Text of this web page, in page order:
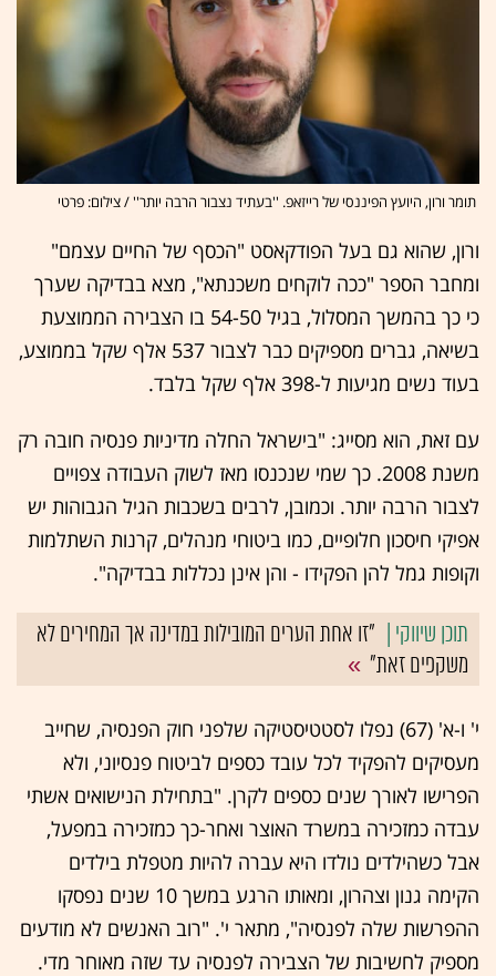
תומר ורון, היועץ הפיננסי של רייזאפ. ''בעתיד נצבור הרבה יותר'' / צילום: פרטי
ורון, שהוא גם בעל הפודקאסט "הכסף של החיים עצמם"
ומחבר הספר "ככה לוקחים משכנתא", מצא בבדיקה שערך
כי כך בהמשך המסלול, בגיל 54-50 בו הצבירה הממוצעת
בשיאה, גברים מספיקים כבר לצבור 537 אלף שקל בממוצע,
בעוד נשים מגיעות ל-398 אלף שקל בלבד.
עם זאת, הוא מסייג: "בישראל החלה מדיניות פנסיה חובה רק
משנת 2008. כך שמי שנכנסו מאז לשוק העבודה צפויים
לצבור הרבה יותר. וכמובן, לרבים בשכבות הגיל הגבוהות יש
אפיקי חיסכון חלופיים, כמו ביטוחי מנהלים, קרנות השתלמות
וקופות גמל להן הפקידו - והן אינן נכללות בבדיקה".
"זו אחת הערים המובילות במדינה אך המחירים לא
משקפים זאת"
י' ו-א' (67) נפלו לסטטיסטיקה שלפני חוק הפנסיה, שחייב
מעסיקים להפקיד לכל עובד כספים לביטוח פנסיוני, ולא
הפרישו לאורך שנים כספים לקרן. "בתחילת הנישואים אשתי
עבדה כמזכירה במשרד האוצר ואחר-כך כמזכירה במפעל,
אבל כשהילדים נולדו היא עברה להיות מטפלת בילדים
הקימה גנון וצהרון, ומאותו הרגע במשך 10 שנים נפסקו
ההפרשות שלה לפנסיה", מתאר י'. "רוב האנשים לא מודעים
מספיק לחשיבות של הצבירה לפנסיה עד שזה מאוחר מדי.